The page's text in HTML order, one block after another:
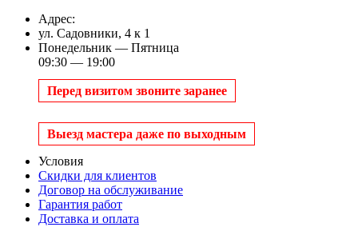
Адрес:
ул. Садовники, 4 к 1
Понедельник — Пятница
09:30 — 19:00
Перед визитом звоните заранее
Выезд мастера даже по выходным
Условия
Скидки для клиентов
Договор на обслуживание
Гарантия работ
Доставка и оплата